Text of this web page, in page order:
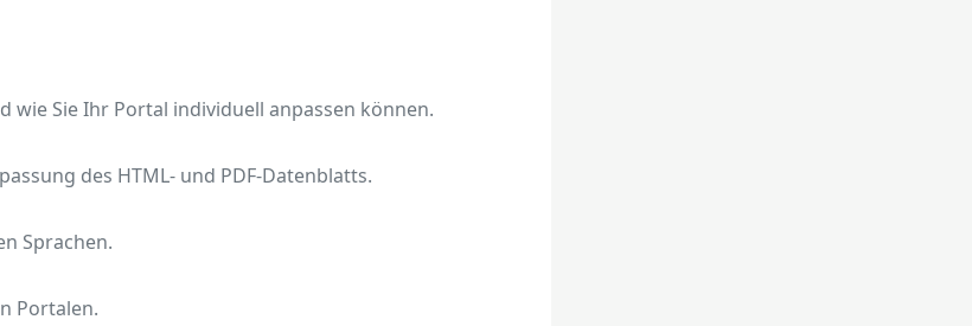
Sie Ihr Portal individuell anpassen können.
des HTML- und PDF-Datenblatts.
Sprachen.
Portalen.